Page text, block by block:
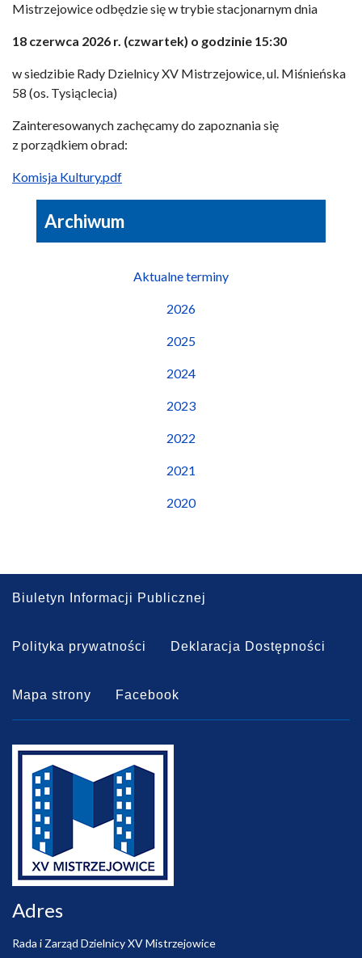
Mistrzejowice odbędzie się w trybie stacjonarnym dnia
18 czerwca 2026 r. (czwartek) o godzinie 15:30
w siedzibie Rady Dzielnicy XV Mistrzejowice, ul. Miśnieńska
58 (os. Tysiąclecia)
Zainteresowanych zachęcamy do zapoznania się
z porządkiem obrad:
Komisja Kultury.pdf
Archiwum
Aktualne terminy
2026
2025
2024
2023
2022
2021
2020
Biuletyn Informacji Publicznej
Polityka prywatności Deklaracja Dostępności
Mapa strony Facebook
Adres
Rada i Zarząd Dzielnicy XV Mistrzejowice